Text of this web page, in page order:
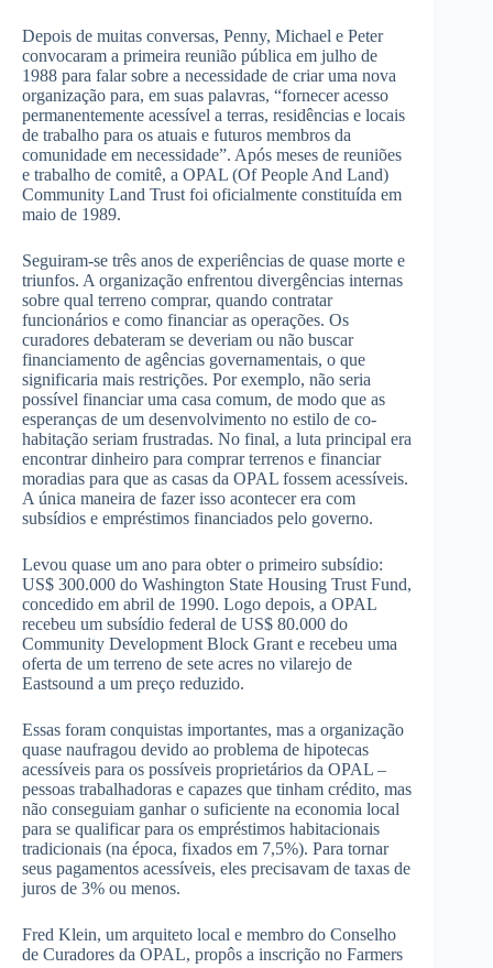
Depois de muitas conversas, Penny, Michael e Peter
convocaram a primeira reunião pública em julho de
1988 para falar sobre a necessidade de criar uma nova
organização para, em suas palavras, “fornecer acesso
permanentemente acessível a terras, residências e locais
de trabalho para os atuais e futuros membros da
comunidade em necessidade”. Após meses de reuniões
e trabalho de comitê, a OPAL (Of People And Land)
Community Land Trust foi oficialmente constituída em
maio de 1989.
Seguiram-se três anos de experiências de quase morte e
triunfos. A organização enfrentou divergências internas
sobre qual terreno comprar, quando contratar
funcionários e como financiar as operações. Os
curadores debateram se deveriam ou não buscar
financiamento de agências governamentais, o que
significaria mais restrições. Por exemplo, não seria
possível financiar uma casa comum, de modo que as
esperanças de um desenvolvimento no estilo de co-
habitação seriam frustradas. No final, a luta principal era
encontrar dinheiro para comprar terrenos e financiar
moradias para que as casas da OPAL fossem acessíveis.
A única maneira de fazer isso acontecer era com
subsídios e empréstimos financiados pelo governo.
Levou quase um ano para obter o primeiro subsídio:
US$ 300.000 do Washington State Housing Trust Fund,
concedido em abril de 1990. Logo depois, a OPAL
recebeu um subsídio federal de US$ 80.000 do
Community Development Block Grant e recebeu uma
oferta de um terreno de sete acres no vilarejo de
Eastsound a um preço reduzido.
Essas foram conquistas importantes, mas a organização
quase naufragou devido ao problema de hipotecas
acessíveis para os possíveis proprietários da OPAL –
pessoas trabalhadoras e capazes que tinham crédito, mas
não conseguiam ganhar o suficiente na economia local
para se qualificar para os empréstimos habitacionais
tradicionais (na época, fixados em 7,5%). Para tornar
seus pagamentos acessíveis, eles precisavam de taxas de
juros de 3% ou menos.
Fred Klein, um arquiteto local e membro do Conselho
de Curadores da OPAL, propôs a inscrição no Farmers